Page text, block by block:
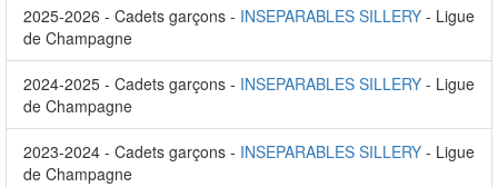
2025-2026 - Cadets garçons - INSEPARABLES SILLERY - Ligue
de Champagne
2024-2025 - Cadets garçons - INSEPARABLES SILLERY - Ligue
de Champagne
2023-2024 - Cadets garçons - INSEPARABLES SILLERY - Ligue
de Champagne